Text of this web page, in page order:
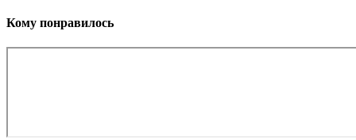
Кому понравилось